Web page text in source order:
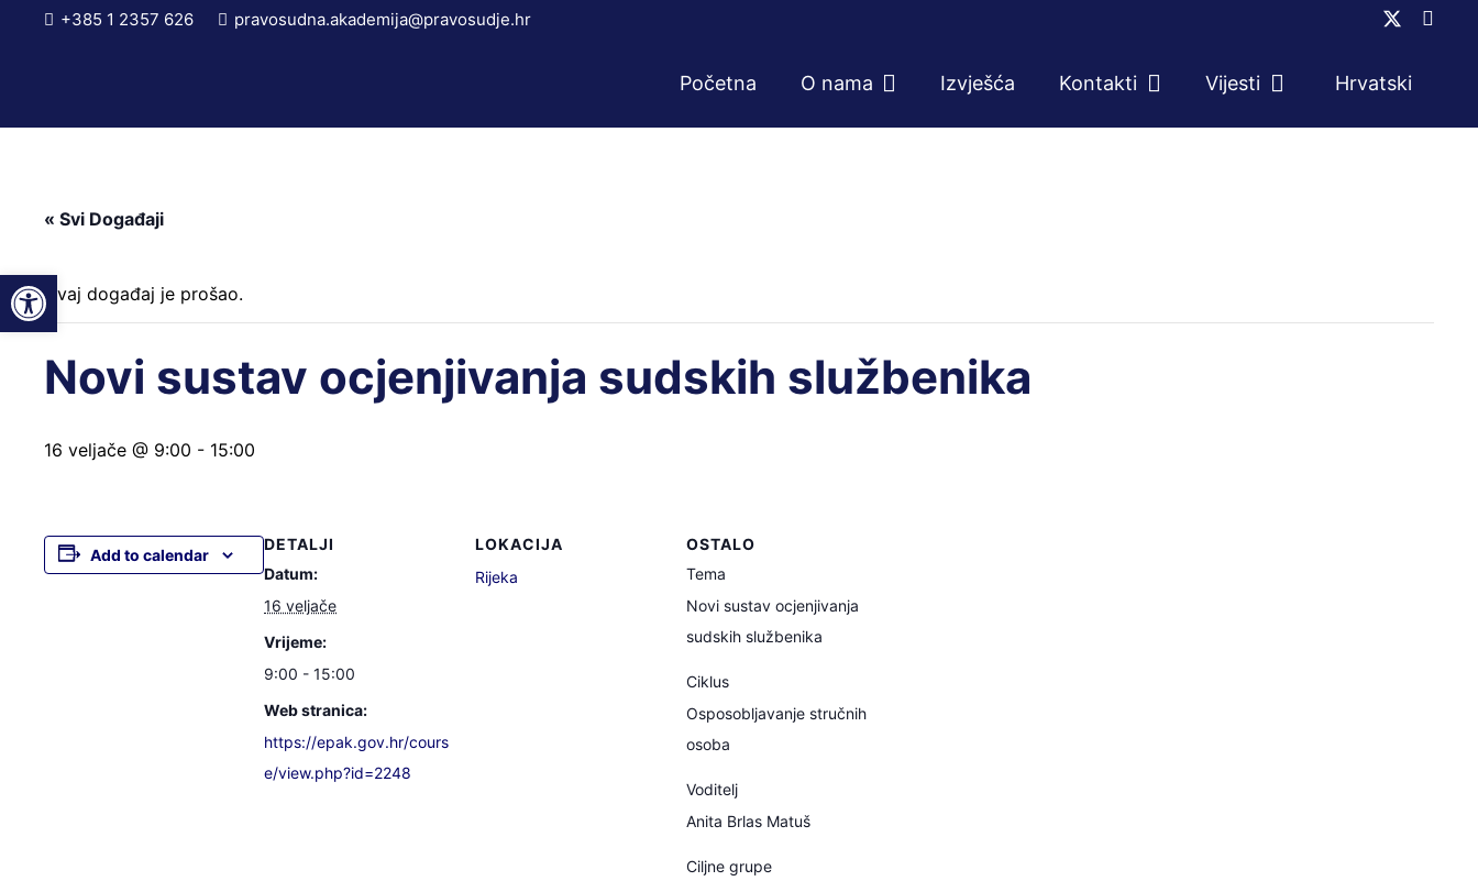
+385 1 2357 626 pravosudna.akademija@pravosudje.hr
Početna O nama Izvješća Kontakti Vijesti Hrvatski
« Svi Događaji
Ovaj događaj je prošao.
Novi sustav ocjenjivanja sudskih službenika
16 veljače @ 9:00 - 15:00
Add to calendar
DETALJI
Datum:
16 veljače
Vrijeme:
9:00 - 15:00
Web stranica:
https://epak.gov.hr/cours
e/view.php?id=2248
LOKACIJA
Rijeka
OSTALO
Tema
Novi sustav ocjenjivanja
sudskih službenika
Ciklus
Osposobljavanje stručnih
osoba
Voditelj
Anita Brlas Matuš
Ciljne grupe
Open toolbar